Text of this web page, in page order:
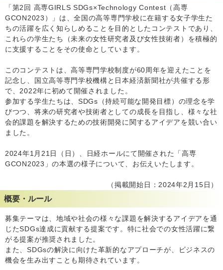
「第2回 高専GIRLS SDGs×Technology Contest（高専
GCON2023）」は、全国の高等専門学校に在籍する女子学生た
ちの活躍を広く知らしめることを目的としたコンテストであり、
これらの学生たち（未来の女性研究者及び女性技術者）を積極的
に支援することをその使命としています。
このコンテストは、高等専門学校制度が60周年を迎えたことを
記念し、国立高等専門学校機構と日本経済新聞社が共催する形
で、2022年に初めて開催されました。
参加する学生たちは、SDGs（持続可能な開発目標）の理念を学
びつつ、将来の研究者や技術者としての成長を目指し、様々な社
会的課題を解決するための技術開発に関するアイデアを競い合い
ました。
2024年1月21日（日）、日経ホールにて開催された「高専
GCON2023」の本選の様子について、お伝えいたします。
（掲載開始日：2024年2月15日）
概要・ルール
募集テーマは、地域や社会の様々な課題を解決するアイデアを通
じたSDGs達成に貢献する提案です。特に社会での女性活躍に繋
がる提案が推奨されました。
また、SDGsの解決に向けた革新的なアプローチが、ビジネスの
機会を生み出すことも期待されています。